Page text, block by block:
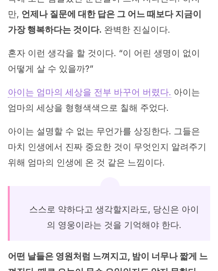
만, 언제나 질문에 대한 답은 그 어느 때보다 지금이
가장 행복하다는 것이다. 완벽한 진실이다.
혼자 이런 생각을 할 것이다. “이 어린 생명이 없이
어떻게 살 수 있을까?”
아이는 엄마의 세상을 전부 바꾸어 버렸다. 아이는
엄마의 세상을 형형색색으로 칠해 주었다.
아이는 설명할 수 없는 무언가를 상징한다. 그들은
마치 인생에서 진짜 중요한 것이 무엇인지 알려주기
위해 엄마의 인생에 온 것 같은 느낌이다.
스스로 약하다고 생각할지라도, 당신은 아이
의 영웅이라는 것을 기억해야 한다.
어떤 날들은 영원처럼 느껴지고, 밤이 너무나 짧게 느